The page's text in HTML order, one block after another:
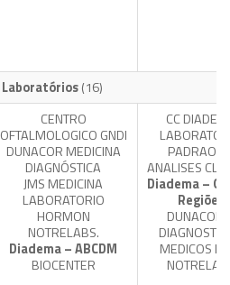
Laboratórios(16)
CENTRO
OFTALMOLOGICO GNDI
DUNACOR MEDICINA
DIAGNÓSTICA
JMS MEDICINA
LABORATORIO
HORMON
NOTRELABS.
Diadema – ABCDM
BIOCENTER
CC
PADRAO
ANALISES
Diadema –
Regiões
DUNACOR
MEDICOS